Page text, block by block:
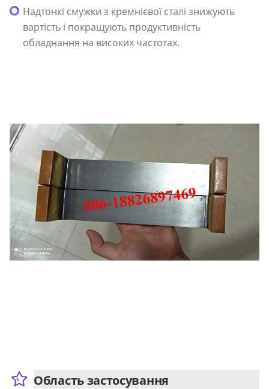
Надтонкі смужки з кремнієвої сталі знижують
вартість і покращують продуктивність
обладнання на високих частотах.
Область застосування